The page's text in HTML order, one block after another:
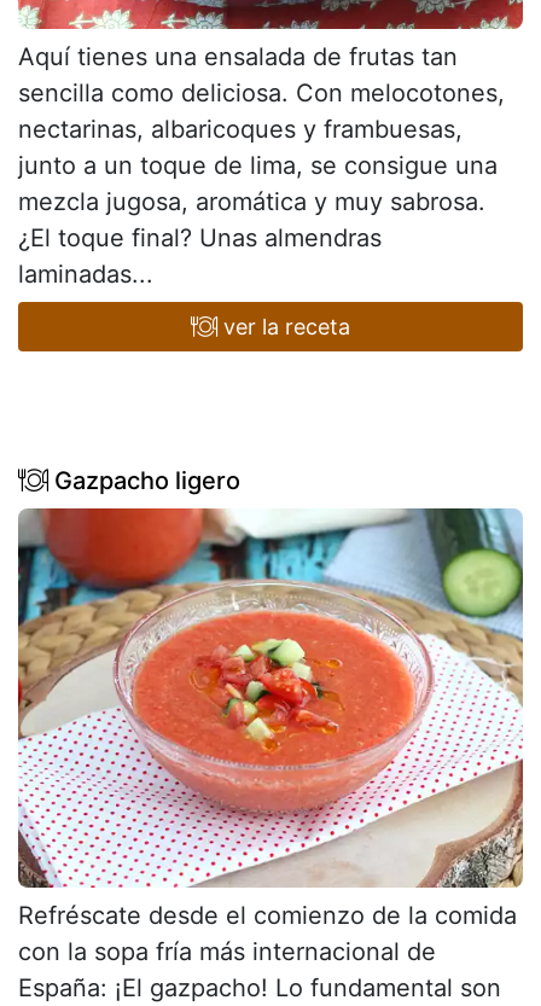
Aquí tienes una ensalada de frutas tan
sencilla como deliciosa. Con melocotones,
nectarinas, albaricoques y frambuesas,
junto a un toque de lima, se consigue una
mezcla jugosa, aromática y muy sabrosa.
¿El toque final? Unas almendras
laminadas...
ver la receta
Gazpacho ligero
Refréscate desde el comienzo de la comida
con la sopa fría más internacional de
España: ¡El gazpacho! Lo fundamental son